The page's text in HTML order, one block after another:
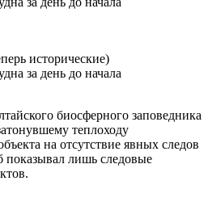
исторические)
за день до начала
биосферного заповедника
теплоходу
на отсутствие явных следов
лишь следовые